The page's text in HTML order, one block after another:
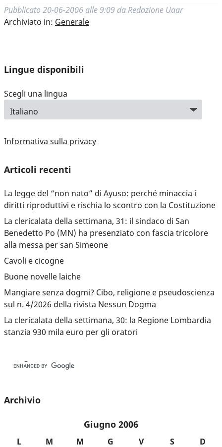
Pubblicato 20-06-2006 alle 9:09 da Redazione Uaar
Archiviato in: Generale
Lingue disponibili
Scegli una lingua
Informativa sulla privacy
Articoli recenti
La legge del “non nato” di Ayuso: perché minaccia i
diritti riproduttivi e rischia lo scontro con la Costituzione
La clericalata della settimana, 31: il sindaco di San
Benedetto Po (MN) ha presenziato con fascia tricolore
alla messa per san Simeone
Cavoli e cicogne
Buone novelle laiche
Mangiare senza dogmi? Cibo, religione e pseudoscienza
sul n. 4/2026 della rivista Nessun Dogma
La clericalata della settimana, 30: la Regione Lombardia
stanzia 930 mila euro per gli oratori
Archivio
Giugno 2006
L M M G V S
D